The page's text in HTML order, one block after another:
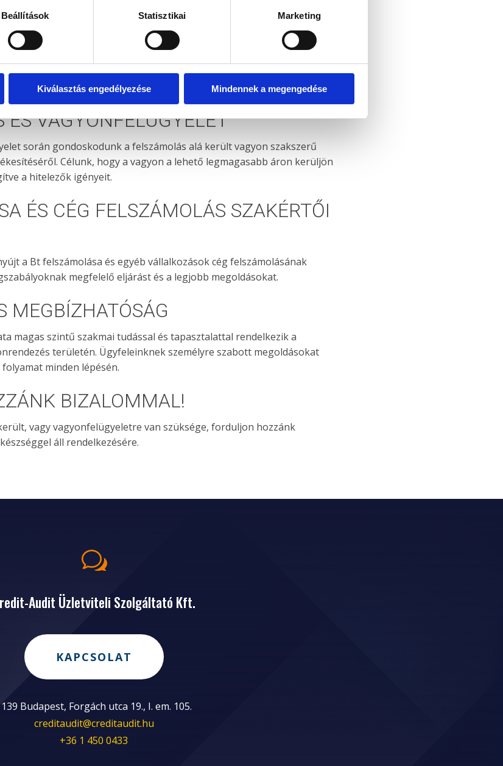
Beállítások Statisztikai Marketing
Kiválasztás engedélyezése Mindennek a megengedése
ÉS VAGYONFELÜGYELET
során gondoskodunk a felszámolás alá került vagyon szakszerű
Célunk, hogy a vagyon a lehető legmagasabb áron kerüljön
a hitelezők igényeit.
ÉS CÉG FELSZÁMOLÁS SZAKÉRTŐI
a Bt felszámolása és egyéb vállalkozások cég felszámolásának
megfelelő eljárást és a legjobb megoldásokat.
MEGBÍZHATÓSÁG
magas szintű szakmai tudással és tapasztalattal rendelkezik a
területén. Ügyfeleinknek személyre szabott megoldásokat
minden lépésén.
BIZALOMMAL!
vagy vagyonfelügyeletre van szüksége, forduljon hozzánk
áll rendelkezésére.
w
Audit Üzletviteli Szolgáltató Kft.
KAPCSOLAT
Budapest, Forgách utca 19., I. em. 105.
creditaudit@creditaudit.hu
+36 1 450 0433